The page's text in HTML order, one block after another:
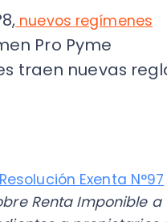
Exenta N°97del
Imponible a
a propietarios de
exentos de
por la que tributan
egresos. Por ende,